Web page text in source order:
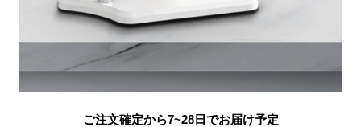
ご注文確定から7~28日でお届け予定